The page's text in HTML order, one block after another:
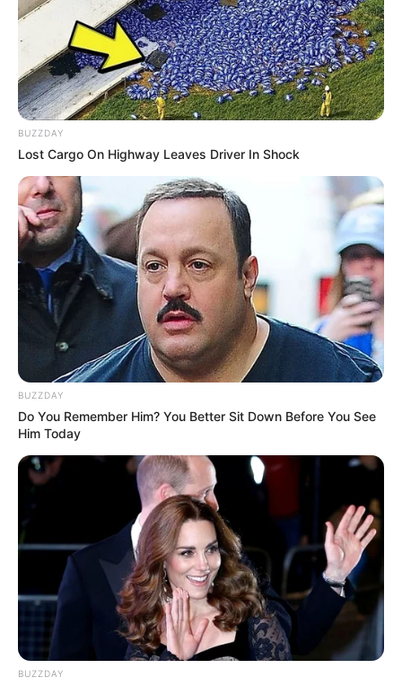
BUZZDAY
Lost Cargo On Highway Leaves Driver In Shock
BUZZDAY
Do You Remember Him? You Better Sit Down Before You See
Him Today
BUZZDAY